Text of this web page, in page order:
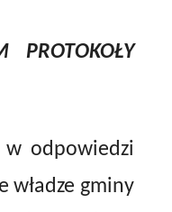
PROTOKOŁY
w odpowiedzi
władze gminy